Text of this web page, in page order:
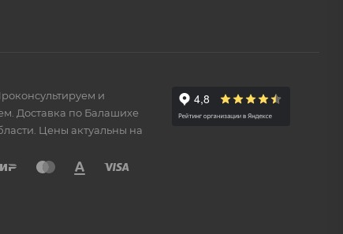
и
Доставка по Балашихе
Цены актуальны на